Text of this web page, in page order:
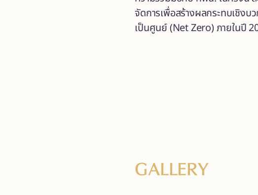
จัดการเพื่อสร้างผลกระทบเชิง
เป็นศูนย์ (Net Zero) ภายในปี
GALLERY